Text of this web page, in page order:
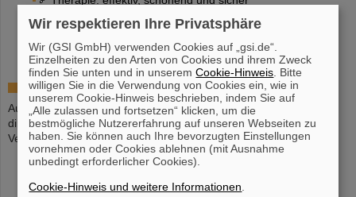
Erfolgreiches Pilotprojekt bei GSI
Klinische Anlagen
Allgemeine Informationen
Kontakt/Information für Patient*innen:
Aufgrund vieler Anfragen bitten wir darum, dass sich Ärzt*innen
direkt mit den zuständigen Ärzt*innen in in Heidelberg in
Verbindung setzen:
Information zur Schwerionentherapie des Heidelberger
Information zur Schwerionentherapie des Marburger
Wir respektieren Ihre Privatsphäre
Wir (GSI GmbH) verwenden Cookies auf „gsi.de“.
Einzelheiten zu den Arten von Cookies und ihrem Zweck
finden Sie unten und in unseremCookie-Hinweis . Bitte
willigen Sie in die Verwendung von Cookies ein, wie in
unserem Cookie-Hinweis beschrieben, indem Sie auf
„Alle zulassen und fortsetzen“ klicken, um die
bestmögliche Nutzererfahrung auf unseren Webseiten zu
haben. Sie können auch Ihre bevorzugten Einstellungen
vornehmen oder Cookies ablehnen (mit Ausnahme
unbedingt erforderlicher Cookies).
Cookie-Hinweis und weitere Informationen